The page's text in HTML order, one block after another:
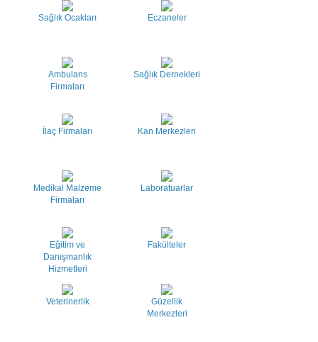
Sağlık Ocakları Eczaneler
Ambulans
Firmaları
Sağlık Dernekleri
İlaç Firmaları Kan Merkezleri
Medikal Malzeme
Firmaları
Laboratuarlar
Eğitim ve
Danışmanlık
Hizmetleri
Fakülteler
Veterinerlik
Güzellik
Merkezleri